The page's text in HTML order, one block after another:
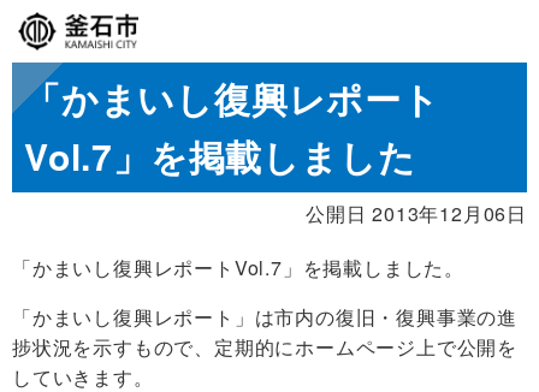
「かまいし復興レポート
Vol.7」を掲載しました
公開日 2013年12月06日
「かまいし復興レポートVol.7」を掲載しました。
「かまいし復興レポート」は市内の復旧・復興事業の進
捗状況を示すもので、定期的にホームページ上で公開を
していきます。